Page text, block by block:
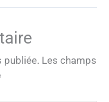
publiée. Les champs